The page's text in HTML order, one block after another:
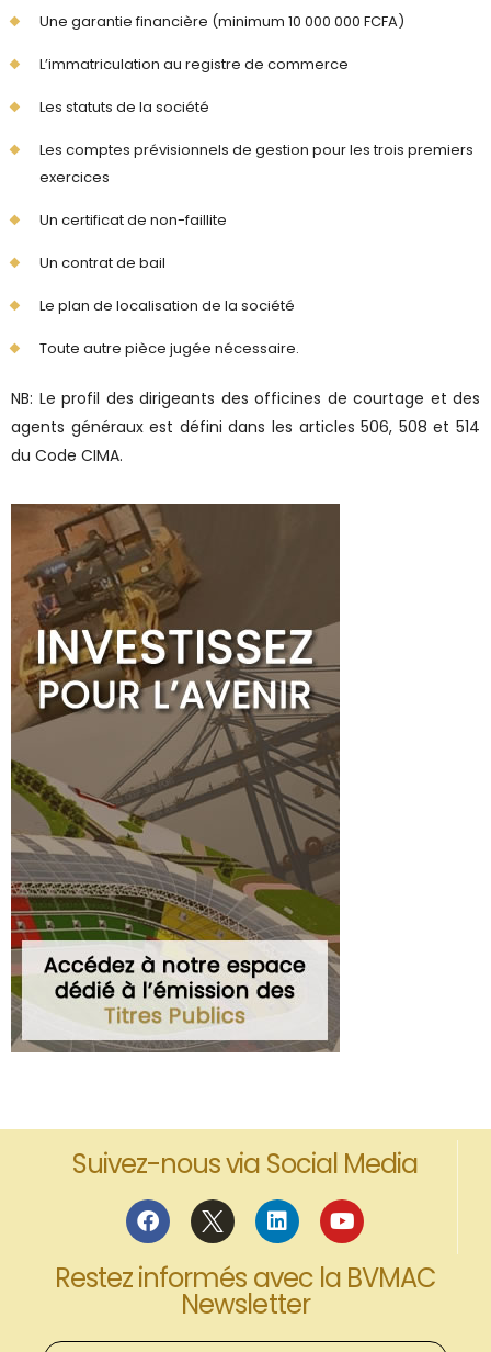
Une garantie financière (minimum 10 000 000 FCFA)
L’immatriculation au registre de commerce
Les statuts de la société
Les comptes prévisionnels de gestion pour les trois premiers
exercices
Un certificat de non-faillite
Un contrat de bail
Le plan de localisation de la société
Toute autre pièce jugée nécessaire.
NB: Le profil des dirigeants des officines de courtage et des
agents généraux est défini dans les articles 506, 508 et 514
du Code CIMA.
Suivez-nous via Social Media
Restez informés avec la BVMAC
Newsletter